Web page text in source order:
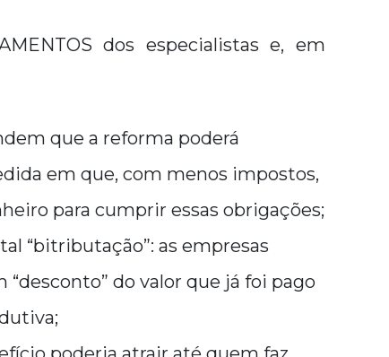
dos especialistas e, em
que a reforma poderá
em que, com menos impostos,
para cumprir essas obrigações;
“bitributação”: as empresas
do valor que já foi pago